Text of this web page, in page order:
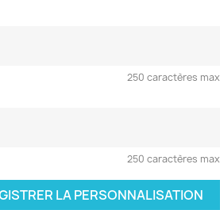
250 caractères max
250 caractères max
LA PERSONNALISATION